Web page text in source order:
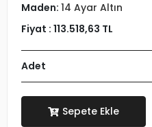
Maden: 14 Ayar Altın
Fiyat : 113.518,63 TL
Adet
Sepete Ekle